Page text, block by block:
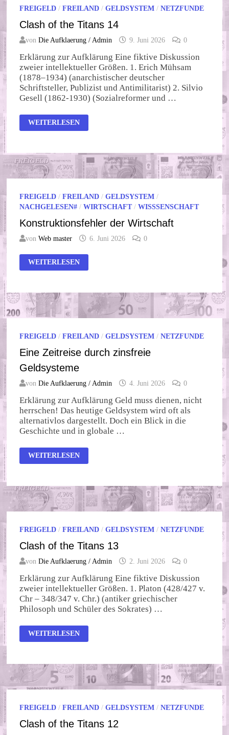
FREIGELD /FREILAND /GELDSYSTEM /NETZFUNDE
Clash of the Titans 14
vonDie Aufklaerung / Admin 9. Juni 2026 0
Erklärung zur Aufklärung Eine fiktive Diskussion
zweier intellektueller Größen. 1. Erich Mühsam
(1878–1934) (anarchistischer deutscher
Schriftsteller, Publizist und Antimilitarist) 2. Silvio
Gesell (1862-1930) (Sozialreformer und …
CLASH
OF
WEITERLESEN
FREIGELD /FREILAND /GELDSYSTEM /
NACHGELESEN# /WIRTSCHAFT/WISSSENSCHAFT
Konstruktionsfehler der Wirtschaft
vonWeb master 6. Juni 2026 0
KONSTRUKTIONSFEHLER
DER
WEITERLESEN
FREIGELD /FREILAND /GELDSYSTEM /NETZFUNDE
Eine Zeitreise durch zinsfreie
Geldsysteme
vonDie Aufklaerung / Admin 4. Juni 2026 0
Erklärung zur Aufklärung Geld muss dienen, nicht
herrschen! Das heutige Geldsystem wird oft als
alternativlos dargestellt. Doch ein Blick in die
Geschichte und in globale …
EINE
ZEITREISE
WEITERLESEN
FREIGELD /FREILAND /GELDSYSTEM /NETZFUNDE
Clash of the Titans 13
vonDie Aufklaerung / Admin 2. Juni 2026 0
Erklärung zur Aufklärung Eine fiktive Diskussion
zweier intellektueller Größen. 1. Platon (428/427 v.
Chr – 348/347 v. Chr.) (antiker griechischer
Philosoph und Schüler des Sokrates) …
CLASH
OF
WEITERLESEN
FREIGELD /FREILAND /GELDSYSTEM /NETZFUNDE
Clash of the Titans 12